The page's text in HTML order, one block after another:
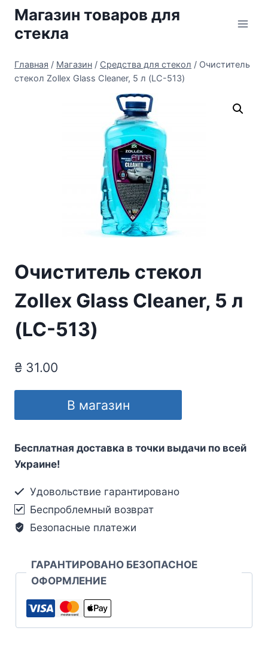
Перейти
содержимому
Магазин товаров для
стекла
Главная / Магазин / Средства для стекол / Очиститель
стекол Zollex Glass Cleaner, 5 л (LC-513)
Очиститель стекол
Zollex Glass Cleaner, 5 л
(LC-513)
₴ 31.00
В магазин
Бесплатная доставка в точки выдачи по всей
Украине!
Удовольствие гарантировано
Беспроблемный возврат
Безопасные платежи
ГАРАНТИРОВАНО БЕЗОПАСНОЕ
ОФОРМЛЕНИЕ